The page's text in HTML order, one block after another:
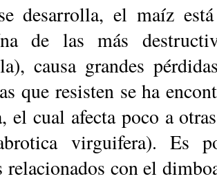
desarrolla, el maíz
de las más
causa grandes
que resisten se ha
el cual afecta poco a
virguifera). Es
relaciona­dos con el